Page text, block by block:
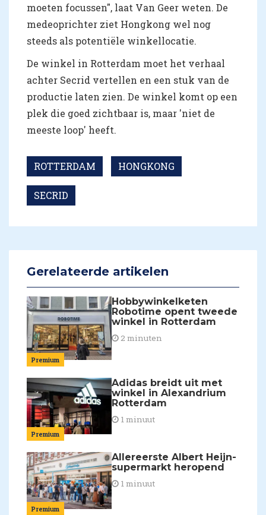
moeten focussen", laat Van Geer weten. De
medeoprichter ziet Hongkong wel nog
steeds als potentiële winkellocatie.
De winkel in Rotterdam moet het verhaal
achter Secrid vertellen en een stuk van de
productie laten zien. De winkel komt op een
plek die goed zichtbaar is, maar 'niet de
meeste loop' heeft.
ROTTERDAM HONGKONG
SECRID
Gerelateerde artikelen
Premium
Hobbywinkelketen
Robotime opent tweede
winkel in Rotterdam
2 minuten
Premium
Adidas breidt uit met
winkel in Alexandrium
Rotterdam
1 minuut
Premium
Allereerste Albert Heijn-
supermarkt heropend
1 minuut